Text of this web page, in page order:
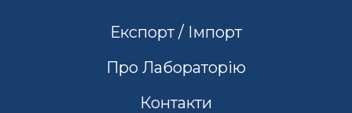
Експорт / Імпорт
Про Лабораторію
Контакти